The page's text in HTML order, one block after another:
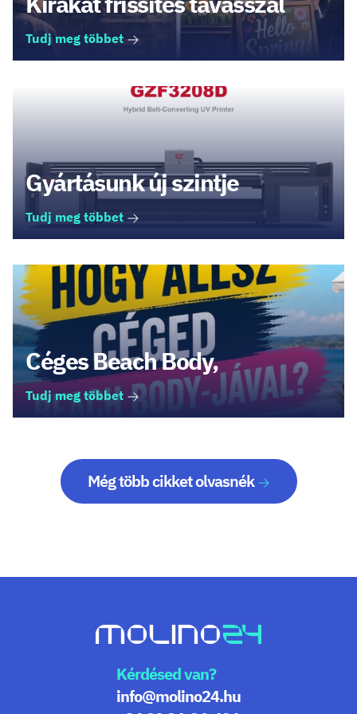
Tudj meg többet
Gyártásunk új szintje
Tudj meg többet
Céges Beach Body,
Tudj meg többet
Még több cikket olvasnék
Kérdésed van?
info@molino24.hu